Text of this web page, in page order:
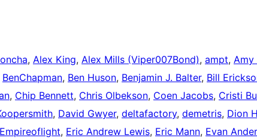
, Alex King, Alex Mills (Viper007Bond), ampt, Amy
BenChapman, Ben Huson, Benjamin J. Balter, Bill
, Chip Bennett, Chris Olbekson, Coen Jacobs, Cristi
, David Gwyer, deltafactory, demetris, Dion
Empireoflight, Eric Andrew Lewis, Eric Mann, Evan